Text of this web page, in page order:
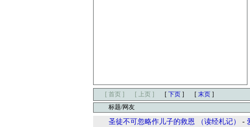
[ 首页 ] [ 上页 ] [ 下页 ] [ 末页 ]
标题/网友
圣徒不可忽略作儿子的救恩 （读经札记） -